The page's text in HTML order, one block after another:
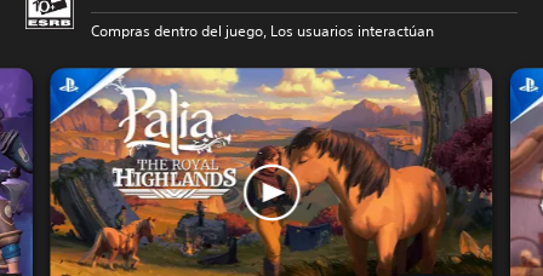
Compras dentro del juego, Los usuarios interactúan